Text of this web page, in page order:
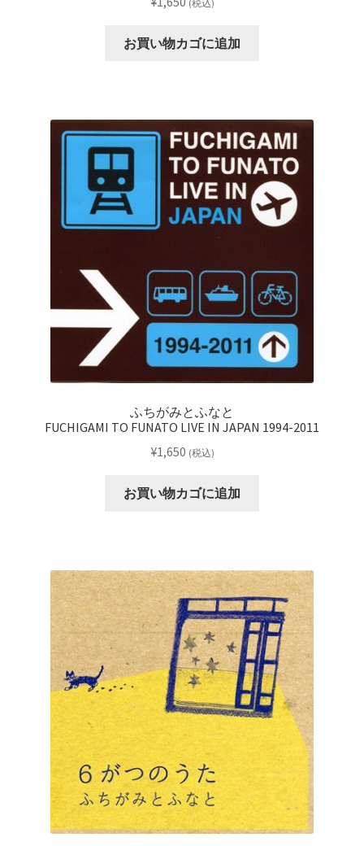
(税込)
お買い物カゴに追加
ふちがみとふなと
FUCHIGAMI TO FUNATO LIVE IN JAPAN 1994-2011
¥1,650 (税込)
お買い物カゴに追加